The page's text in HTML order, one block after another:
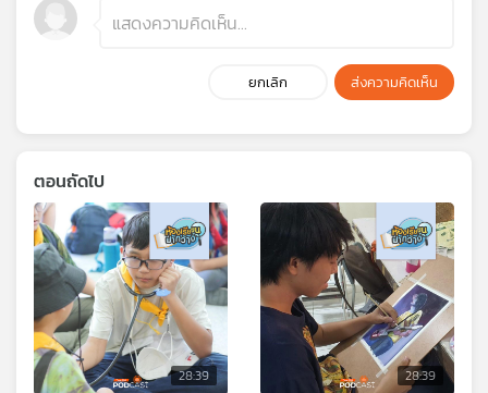
ยกเลิก ส่งความคิดเห็น
ตอนถัดไป
28:39 28:39